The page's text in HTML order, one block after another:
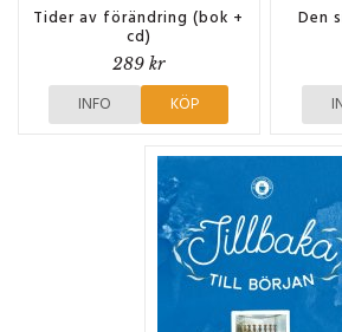
Tider av förändring (bok +
cd)
289 kr
INFO KÖP
Den